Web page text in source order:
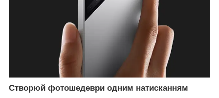
Створюй фотошедеври одним натисканням